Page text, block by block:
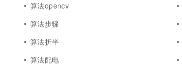
算法opencv
算法步骤
算法折半
算法配电